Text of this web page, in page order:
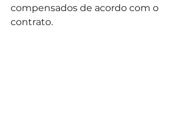
compensados de acordo com o
contrato.